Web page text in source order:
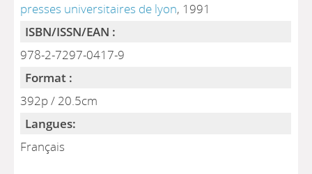
presses universitaires de lyon, 1991
ISBN/ISSN/EAN :
978-2-7297-0417-9
Format :
392p / 20.5cm
Langues:
Français